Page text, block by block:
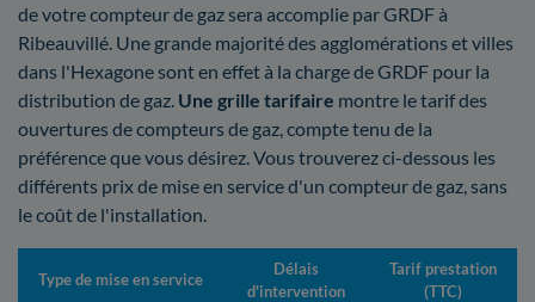
de votre compteur de gaz sera accomplie par GRDF à
Ribeauvillé. Une grande majorité des agglomérations et villes
dans l'Hexagone sont en effet à la charge de GRDF pour la
distribution de gaz. Une grille tarifaire montre le tarif des
ouvertures de compteurs de gaz, compte tenu de la
préférence que vous désirez. Vous trouverez ci-dessous les
différents prix de mise en service d'un compteur de gaz, sans
le coût de l'installation.
Type de mise en service
Délais
d'intervention
Tarif prestation
(TTC)